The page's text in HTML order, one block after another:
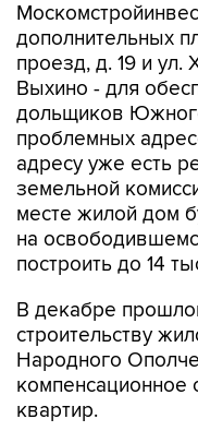
дополнительных
проезд, д. 19 и ул.
Выхино - для
дольщиков
проблемных
адресу уже есть
земельной
месте жилой дом
на
построить до 14
В декабре
строительству
Народного
компенсационное
квартир.